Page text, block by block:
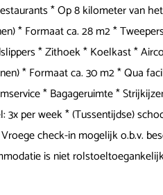
* Op 8 kilometer van
* Formaat ca. 28 m2 *
* Zithoek * Koelkast *
* Formaat ca. 30 m2 * Qua
* Bagageruimte *
3x per week * (Tussentijdse)
check-in mogelijk o.b.v.
is niet